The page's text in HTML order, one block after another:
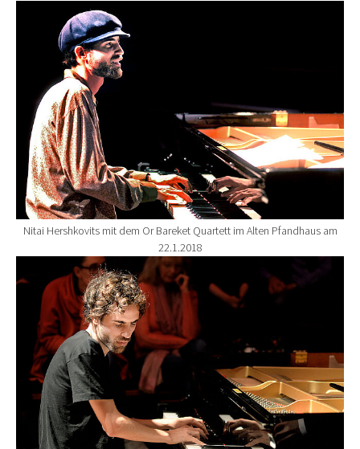
Show larger version for:
Nitai Hershkovits mit dem Or Bareket Quartett im Alten Pfandhaus am
22.1.2018
Show larger version for: